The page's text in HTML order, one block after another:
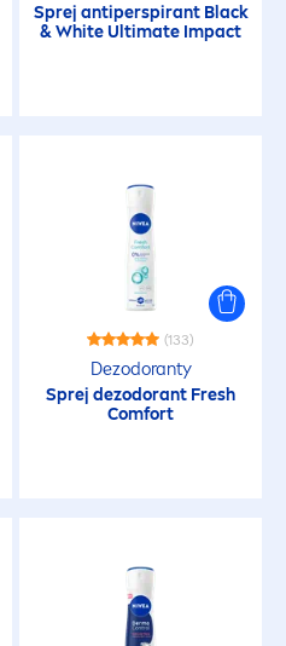
Sprej antiperspirant Black
&WhiteUltimate Impact
(133)
Dezodoranty
Sprej dezodorant Fresh
Comfort